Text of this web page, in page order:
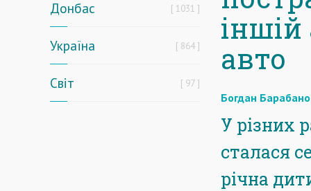
Донбас 1031
Україна 864
Світ 97
іншій
авто
Богдан
У різних
сталася
річна